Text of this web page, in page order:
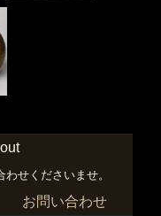
わせくださいませ。
お問い合わせ